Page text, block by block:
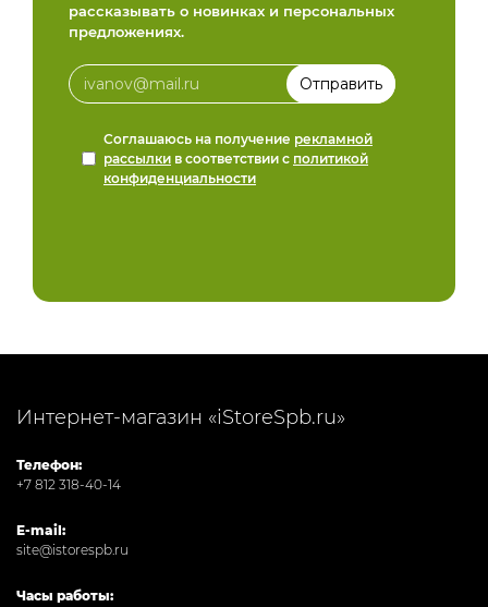
рассказывать о новинках и персональных
предложениях.
Соглашаюсь на получение рекламной
рассылки в соответствии с политикой
конфиденциальности
Интернет-магазин «iStoreSpb.ru»
Телефон:
+7 812 318-40-14
E-mail:
site@istorespb.ru
Часы работы: